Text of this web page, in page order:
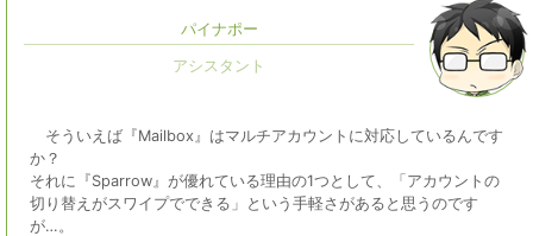
パイナポー
そういえば『Mailbox』はマルチアカウントに対応しているんです
か？
それに『Sparrow』が優れている理由の1つとして、「アカウントの
切り替えがスワイプでできる」という手軽さがあると思うのです
が…。